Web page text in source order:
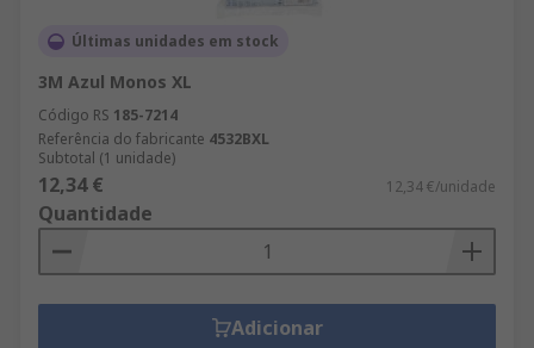
Últimas unidades em stock
3M Azul Monos XL
Código RS 185-7214
Referência do fabricante 4532BXL
Subtotal (1 unidade)
12,34 € 12,34 €/unidade
Quantidade
Adicionar